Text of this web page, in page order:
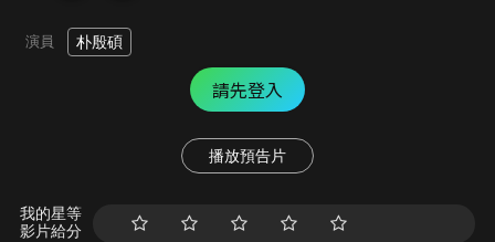
演員 朴殷碩
請先登入
播放預告片
我的星等
影片給分